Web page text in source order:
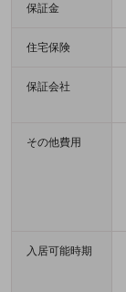
保証金
住宅保険
保証会社
その他費用
入居可能時期